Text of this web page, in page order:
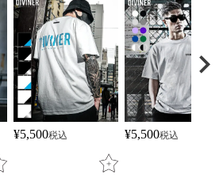
¥5,500税込 ¥5,500税込